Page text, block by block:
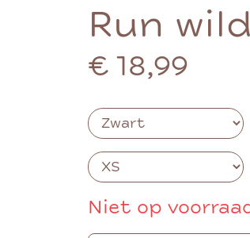
Run wild
€ 18,99
Niet op